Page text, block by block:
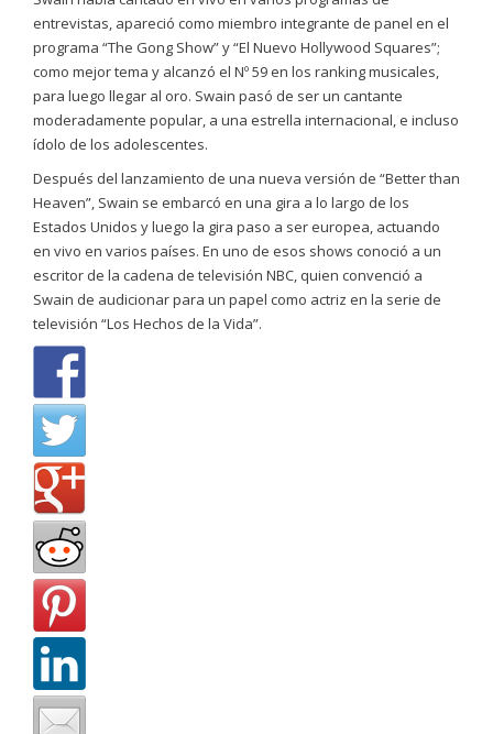
entrevistas, apareció como miembro integrante de panel en el
programa “The Gong Show” y “El Nuevo Hollywood Squares”;
como mejor tema y alcanzó el Nº 59 en los ranking musicales,
para luego llegar al oro. Swain pasó de ser un cantante
moderadamente popular, a una estrella internacional, e incluso
ídolo de los adolescentes.
Después del lanzamiento de una nueva versión de “Better than
Heaven”, Swain se embarcó en una gira a lo largo de los
Estados Unidos y luego la gira paso a ser europea, actuando
en vivo en varios países. En uno de esos shows conoció a un
escritor de la cadena de televisión NBC, quien convenció a
Swain de audicionar para un papel como actriz en la serie de
televisión “Los Hechos de la Vida”.